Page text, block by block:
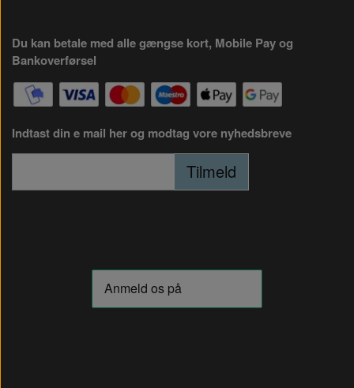
Du kan betale med alle gængse kort, Mobile Pay og
Bankoverførsel
Indtast din e mail her og modtag vore nyhedsbreve
Tilmeld